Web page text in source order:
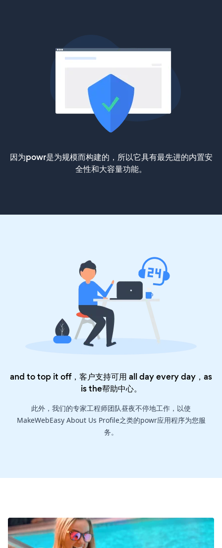
因为powr是为规模而构建的，所以它具有最先进的内置安
全性和大容量功能。
and to top it off，客户支持可用 all day every day，as
is the帮助中心。
此外，我们的专家工程师团队昼夜不停地工作，以使
MakeWebEasy About Us Profile之类的powr应用程序为您服
务。